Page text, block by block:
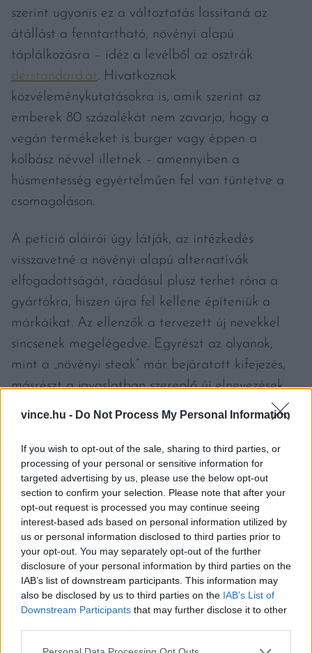
vince.hu - Do Not Process My Personal Information
If you wish to opt-out of the sale, sharing to third parties, or
processing of your personal or sensitive information for
targeted advertising by us, please use the below opt-out
section to confirm your selection. Please note that after your
opt-out request is processed you may continue seeing
interest-based ads based on personal information utilized by
us or personal information disclosed to third parties prior to
your opt-out. You may separately opt-out of the further
disclosure of your personal information by third parties on the
IAB’s list of downstream participants. This information may
also be disclosed by us to third parties on the IAB’s List of
Downstream Participants that may further disclose it to other
Please note that this website/app uses one or more Google
szerint ugyanis ez a változtatás lassítaná az
átállást a fenntartható, növényi alapú
táplálkozásra – idéz a levélből az osztrák
derstandard.at. Hivatkoznak
közvéleménykutatásokra is, amik szerint az
emberek 80 százalékát nem zavarja, hogy a
vegán termékeket is burger vagy éppen a
kolbász névvel illetnek – amennyiben a
húsmentesség egyértelműen fel van tüntetve a
csomagoláson.
A petíció aláírói úgy látják, az intézkedés
visszavetné a növényi alapú alternatívák
elfogadottságát, ráadásul plusz terhet róna a
gyártókra, hiszen újra fel kellene építeniük a
márkáikat. Az ellenzők a tervezett új nevekkel
sincsenek megelégedve. Egyrészt az olyanok,
mint a „növényi steak” már bejáratott kifejezés,
másrészt a javaslatban szereplő új elnevezések
(„sült tekercs”, „grillkocka”) idegenül hangoznak
Egy biztos: 2025. október 7-én napirendre kerül
az Európai Parlamentben a téma. Az viszont
még nyitott kérdés, a képviselők végül hogyan
fognak szavazni.